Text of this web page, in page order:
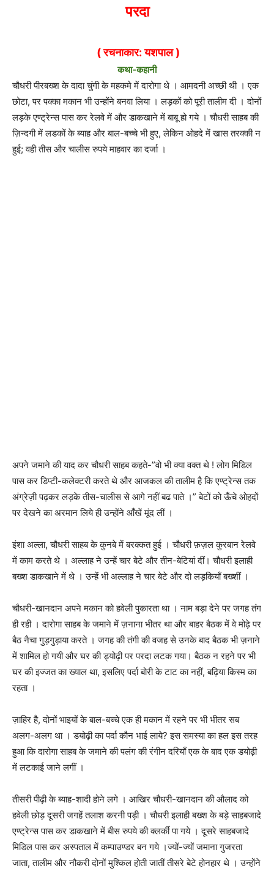
परदा
( रचनाकार: यशपाल )
कथा-कहानी
चौधरी पीरबख्श के दादा चुंगी के महकमे में दारोगा थे । आमदनी अच्छी थी । एक
छोटा, पर पक्का मकान भी उन्होंने बनवा लिया । लड़कों को पूरी तालीम दी । दोनों
लड़के एण्ट्रेन्स पास कर रेलवे में और डाकखाने में बाबू हो गये । चौधरी साहब की
ज़िन्दगी में लडकों के ब्याह और बाल-बच्चे भी हुए, लेकिन ओहदे में खास तरक्की न
हुई; वही तीस और चालीस रुपये माहवार का दर्जा ।
अपने जमाने की याद कर चौधरी साहब कहते-”वो भी क्या वक्त थे ! लोग मिडिल
पास कर डिप्टी-कलेक्टरी करते थे और आजकल की तालीम है कि एण्ट्रेन्स तक
अंग्रेज़ी पढ़कर लड़के तीस-चालीस से आगे नहीं बढ पाते ।” बेटों को ऊँचे ओहदों
पर देखने का अरमान लिये ही उन्होंने आँखें मूंद लीं ।
इंशा अल्ला, चौधरी साहब के कुनबे में बरक्कत हुई । चौधरी फ़ज़ल कुरबान रेलवे
में काम करते थे । अल्लाह ने उन्हें चार बेटे और तीन-बेटियां दीं। चौधरी इलाही
बख्श डाकखाने में थे । उन्हें भी अल्लाह ने चार बेटे और दो लड़कियाँ बख्शीं ।
चौधरी-खानदान अपने मकान को हवेली पुकारता था । नाम बड़ा देने पर जगह तंग
ही रही । दारोगा साहब के जमाने में ज़नाना भीतर था और बाहर बैठक में वे मोढ़े पर
बैठ नैचा गुड़गुड़ाया करते । जगह की तंगी की वजह से उनके बाद बैठक भी ज़नाने
में शामिल हो गयी और घर की ड्योढ़ी पर परदा लटक गया। बैठक न रहने पर भी
घर की इज्जत का ख्याल था, इसलिए पर्दा बोरी के टाट का नहीं, बढ़िया किस्म का
रहता ।
ज़ाहिर है, दोनों भाइयों के बाल-बच्चे एक ही मकान में रहने पर भी भीतर सब
अलग-अलग था । डयोढ़ी का पर्दा कौन भाई लाये? इस समस्या का हल इस तरह
हुआ कि दारोगा साहब के जमाने की पलंग की रंगीन दरियाँ एक के बाद एक डयोढ़ी
में लटकाई जाने लगीं ।
तीसरी पीढ़ी के ब्याह-शादी होने लगे । आखिर चौधरी-खानदान की औलाद को
हवेली छोड़ दूसरी जगहें तलाश करनी पड़ी । चौधरी इलाही बख्श के बड़े साहबजादे
एण्ट्रेन्स पास कर डाकखाने में बीस रुपये की क्लर्की पा गये । दूसरे साहबजादे
मिडिल पास कर अस्पताल में कम्पाउण्डर बन गये ।ज्यों-ज्यों जमाना गुजरता
जाता, तालीम और नौकरी दोनों मुश्किल होती जातीं तीसरे बेटे होनहार थे । उन्होंने